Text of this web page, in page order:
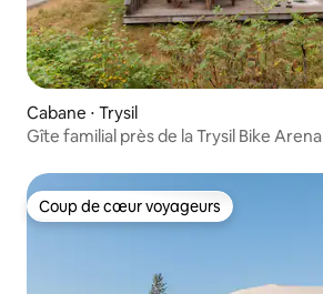
Cabane ⋅ Trysil
Gîte familial près de la Trysil Bike Arena
Coup de cœur voyageurs
Coup de cœur voyageurs